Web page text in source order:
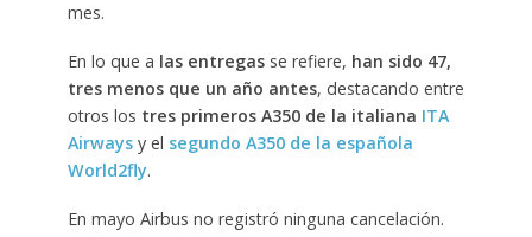
mes.
En lo que a las entregasse refiere, han sido 47,
tres menos que un año antes, destacando entre
otros los tres primeros A350 de la italiana ITA
Airwaysy el segundo A350 de la española
World2fly.
En mayo Airbus no registró ninguna cancelación.